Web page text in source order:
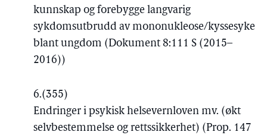
kunnskap og forebygge langvarig
sykdomsutbrudd av mononukleose/kyssesyke
blant ungdom (Dokument 8:111 S (2015–
2016))
6.(355)
Endringer i psykisk helsevernloven mv. (økt
selvbestemmelse og rettssikkerhet) (Prop. 147